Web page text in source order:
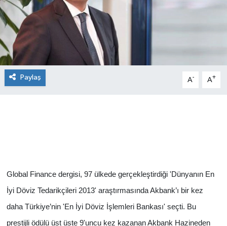
Paylaş A- A+
Global Finance dergisi, 97 ülkede gerçekleştirdiği 'Dünyanın En
İyi Döviz Tedarikçileri 2013' araştırmasında Akbank’ı bir kez
daha Türkiye’nin 'En İyi Döviz İşlemleri Bankası' seçti. Bu
prestijli ödülü üst üste 9'uncu kez kazanan Akbank Hazineden
ÜLKE
YAŞAM